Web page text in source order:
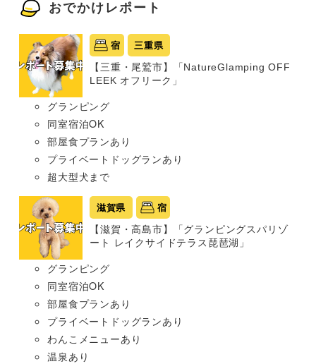
おでかけレポート
宿 三重県
【三重・尾鷲市】「NatureGlamping OFF
LEEK オフリーク」
グランピング
同室宿泊OK
部屋食プランあり
プライベートドッグランあり
超大型犬まで
滋賀県 宿
【滋賀・高島市】「グランピングスパリゾ
ート レイクサイドテラス琵琶湖」
グランピング
同室宿泊OK
部屋食プランあり
プライベートドッグランあり
わんこメニューあり
温泉あり